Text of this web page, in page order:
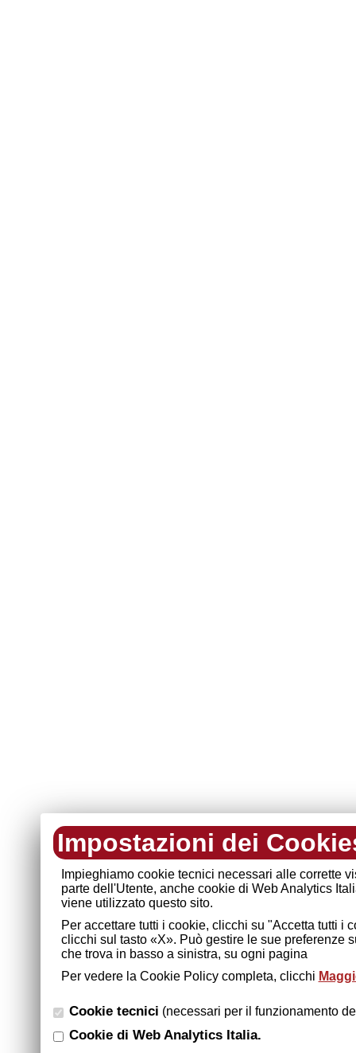
Impostazioni dei
Impieghiamo cookie tecnici necessari alle corrette
parte dell'Utente, anche cookie di Web Analytics
viene utilizzato questo sito.
Per accettare tutti i cookie, clicchi su "Accetta tutti
clicchi sul tasto «X». Può gestire le sue preferenze
che trova in basso a sinistra, su ogni pagina
Per vedere la Cookie Policy completa, clicchi
Cookie tecnici (necessari per il funzionamento
Cookie di Web Analytics Italia.